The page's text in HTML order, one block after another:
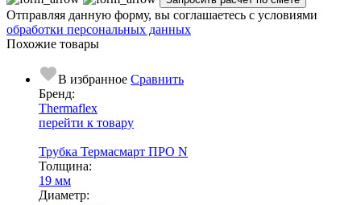
Отправляя данную форму, вы соглашаетесь с условиями
обработки персональных данных
Похожие товары
В избранное Сравнить
Бренд:
Thermaflex
перейти к товару
Трубка Термасмарт ПРО N
Тол­щи­на:
19 мм
Диаметр: